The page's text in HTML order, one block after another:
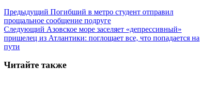
Предыдущий Погибший в метро студент отправил
прощальное сообщение подруге
Следующий Азовское море заселяет «депрессивный»
пришелец из Атлантики: поглощает все, что попадается на
пути
Читайте также